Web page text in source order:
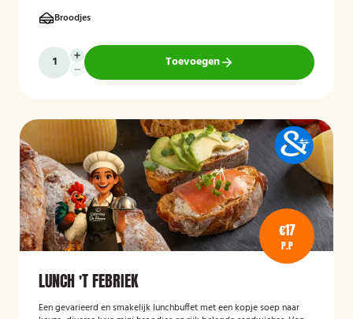
Broodjes
Toevoegen
€17
P.P
LUNCH 'T FEBRIEK
Een gevarieerd en smakelijk lunchbuffet met een kopje soep naar